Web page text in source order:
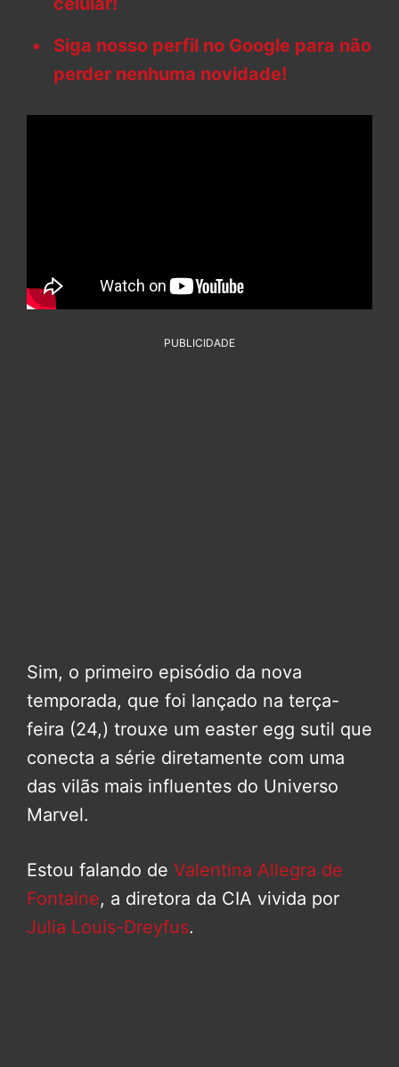
Siga nosso perfil no Google para não
perder nenhuma novidade!
PUBLICIDADE
Sim, o primeiro episódio da nova
temporada, que foi lançado na terça-
feira (24,) trouxe um easter egg sutil que
conecta a série diretamente com uma
das vilãs mais influentes do Universo
Marvel.
Estou falando de Valentina Allegra de
Fontaine, a diretora da CIA vivida por
Julia Louis-Dreyfus.